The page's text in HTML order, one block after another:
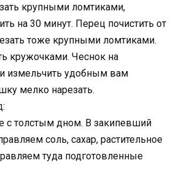
крупными ломтиками,
на 30 минут. Перец почистить от
тоже крупными ломтиками.
кружочками. Чеснок на
измельчить удобным вам
мелко нарезать.
с толстым дном. В закипевший
соль, сахар, растительное
туда подготовленные